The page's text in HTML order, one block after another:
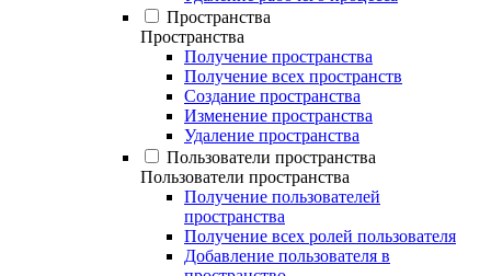
Пространства
Пространства
Получение пространства
Получение всех пространств
Создание пространства
Изменение пространства
Удаление пространства
Пользователи пространства
Пользователи пространства
Получение пользователей
пространства
Получение всех ролей пользователя
Добавление пользователя в